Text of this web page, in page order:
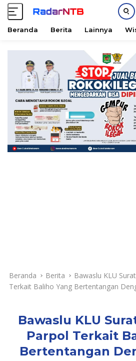
Beranda Berita Lainnya
Beranda Berita
Bawaslu KLU
Terkait Baliho Yang Bertentangan
Bawaslu KLU
Parpol Terkait
Bertentangan